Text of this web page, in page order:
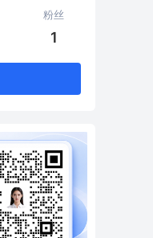
粉丝
1